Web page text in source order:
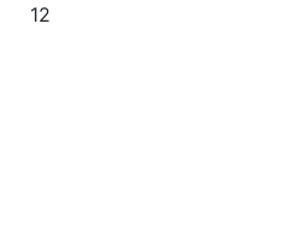
12